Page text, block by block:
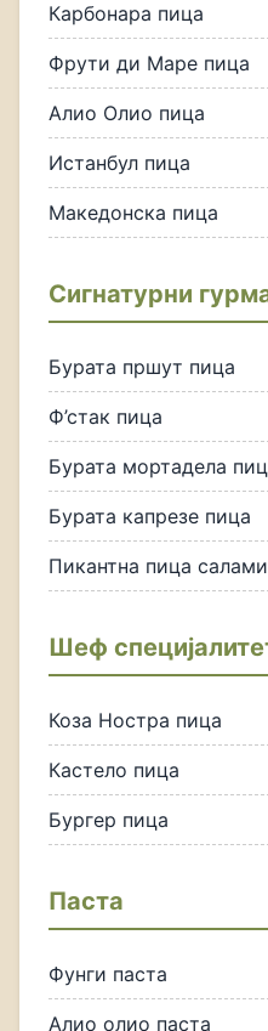
Карбонара пица
Фрути ди Маре пица
Алио Олио пица
Истанбул пица
Македонска пица
Сигнатурни
Бурата пршут пица
Ф’стак пица
Бурата мортадела
Бурата капрезе пица
Пикантна пица
Шеф
Коза Ностра пица
Кастело пица
Бургер пица
Паста
Фунги паста
Алио олио паста